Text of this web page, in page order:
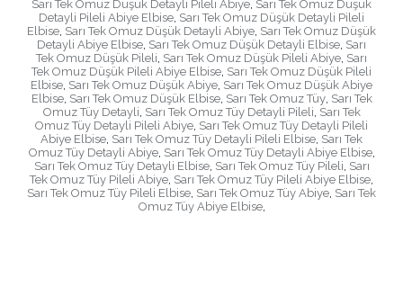
Sarı Tek Omuz Düşük Detayli Pileli Abiye, Sarı Tek Omuz Düşük
Detayli Pileli Abiye Elbise, Sarı Tek Omuz Düşük Detayli Pileli
Elbise, Sarı Tek Omuz Düşük Detayli Abiye, Sarı Tek Omuz Düşük
Detayli Abiye Elbise, Sarı Tek Omuz Düşük Detayli Elbise, Sarı
Tek Omuz Düşük Pileli, Sarı Tek Omuz Düşük Pileli Abiye, Sarı
Tek Omuz Düşük Pileli Abiye Elbise, Sarı Tek Omuz Düşük Pileli
Elbise, Sarı Tek Omuz Düşük Abiye, Sarı Tek Omuz Düşük Abiye
Elbise, Sarı Tek Omuz Düşük Elbise, Sarı Tek Omuz Tüy, Sarı Tek
Omuz Tüy Detayli, Sarı Tek Omuz Tüy Detayli Pileli, Sarı Tek
Omuz Tüy Detayli Pileli Abiye, Sarı Tek Omuz Tüy Detayli Pileli
Abiye Elbise, Sarı Tek Omuz Tüy Detayli Pileli Elbise, Sarı Tek
Omuz Tüy Detayli Abiye, Sarı Tek Omuz Tüy Detayli Abiye Elbise,
Sarı Tek Omuz Tüy Detayli Elbise, Sarı Tek Omuz Tüy Pileli, Sarı
Tek Omuz Tüy Pileli Abiye, Sarı Tek Omuz Tüy Pileli Abiye Elbise,
Sarı Tek Omuz Tüy Pileli Elbise, Sarı Tek Omuz Tüy Abiye, Sarı Tek
Omuz Tüy Abiye Elbise,